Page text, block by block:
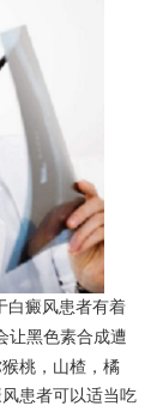
白癜风患者有着
让黑色素合成遭
桃，山楂，橘
患者可以适当吃